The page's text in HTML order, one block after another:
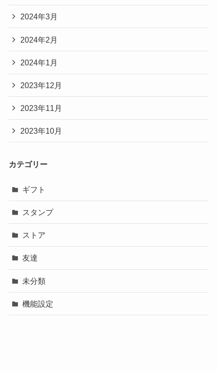
2024年3月
2024年2月
2024年1月
2023年12月
2023年11月
2023年10月
カテゴリー
ギフト
スタンプ
ストア
友達
未分類
機能設定